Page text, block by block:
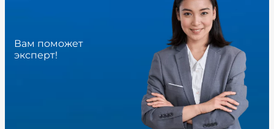
Вам поможет
эксперт!